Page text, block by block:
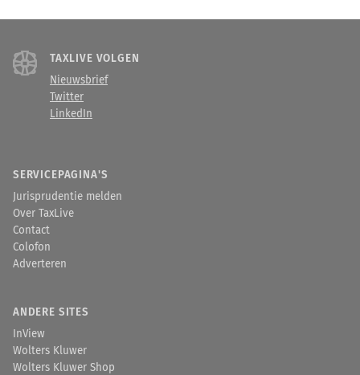
TAXLIVE VOLGEN
Nieuwsbrief
Twitter
LinkedIn
SERVICEPAGINA'S
Jurisprudentie melden
Over TaxLive
Contact
Colofon
Adverteren
ANDERE SITES
InView
Wolters Kluwer
Wolters Kluwer Shop